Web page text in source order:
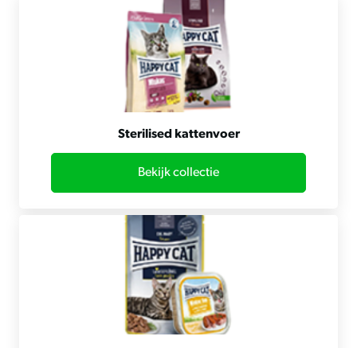
Sterilised kattenvoer
Bekijk collectie